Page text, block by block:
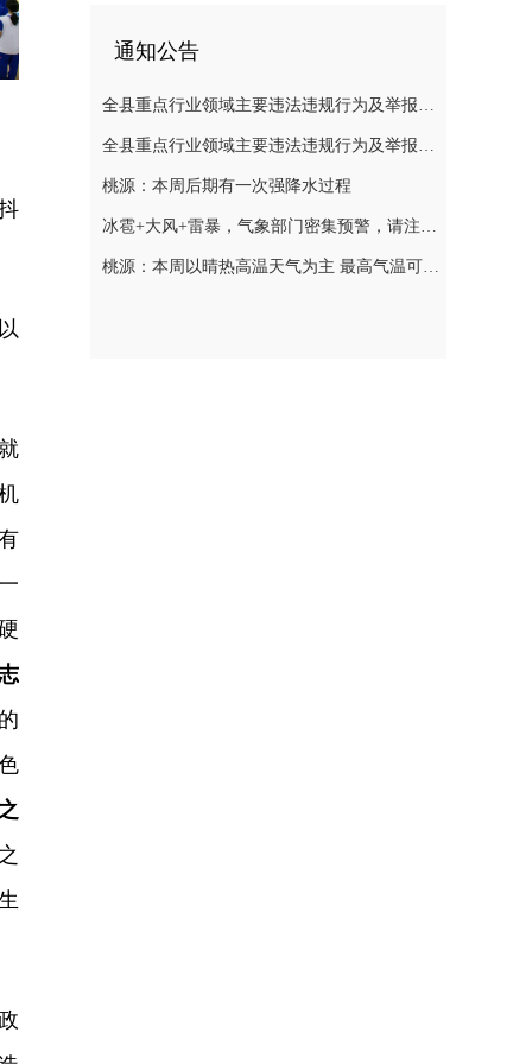
通知公告
全县重点行业领域主要违法违规行为及举报方式通告（五）
全县重点行业领域主要违法违规行为及举报方式通告（二）
桃源：本周后期有一次强降水过程
冰雹+大风+雷暴，气象部门密集预警，请注意防范
桃源：本周以晴热高温天气为主 最高气温可达39℃